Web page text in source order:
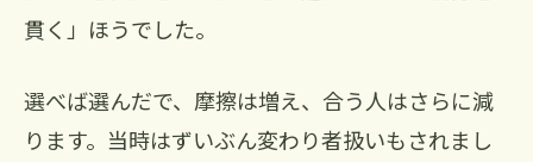
貫く」ほうでした。
選べば選んだで、摩擦は増え、合う人はさらに減
ります。当時はずいぶん変わり者扱いもされまし